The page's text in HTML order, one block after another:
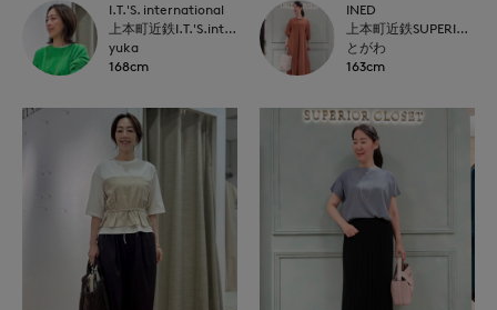
I.T.'S. international
上本町近鉄I.T.'S.international
yuka
168cm
INED
上本町近鉄SUPERIORCLOSET
とがわ
163cm